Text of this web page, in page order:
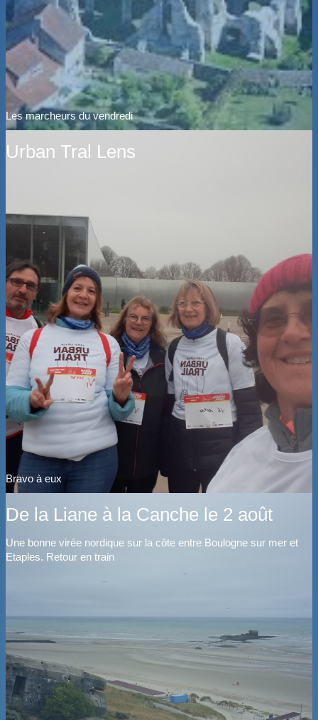
Les marcheurs du vendredi
Urban Tral Lens
Bravo à eux
De la Liane à la Canche le 2 août
Une bonne virée nordique sur la côte entre Boulogne sur mer et
Etaples. Retour en train